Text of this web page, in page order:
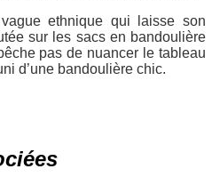
ethnique qui laisse son
sur les sacs en bandoulière
pas de nuancer le tableau
d’une bandoulière chic.